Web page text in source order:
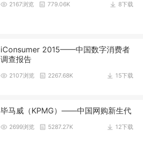
8下载
2167浏览 779.06K
iConsumer 2015——中国数字消费者
调查报告
15下载
2107浏览 2267.68K
毕马威（KPMG）——中国网购新生代
12下载
2699浏览 5287.27K